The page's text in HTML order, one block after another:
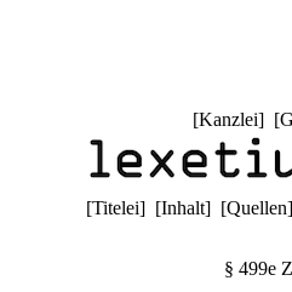
[Kanzlei] [
[Titelei] [Inhalt] [Quellen]
§ 499e